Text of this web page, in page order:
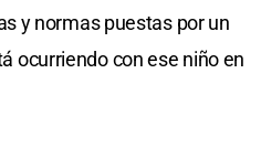
y normas puestas por un
ocurriendo con ese niño en